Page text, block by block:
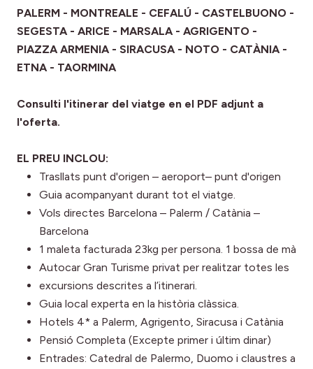
PALERM - MONTREALE - CEFALÚ - CASTELBUONO -
SEGESTA - ARICE - MARSALA - AGRIGENTO -
PIAZZA ARMENIA - SIRACUSA - NOTO - CATÀNIA -
ETNA - TAORMINA
Consulti l'itinerar del viatge en el PDF adjunt a
l'oferta.
EL PREU INCLOU:
Trasllats punt d'origen – aeroport– punt d'origen
Guia acompanyant durant tot el viatge.
Vols directes Barcelona – Palerm / Catània –
Barcelona
1 maleta facturada 23kg per persona. 1 bossa de mà
Autocar Gran Turisme privat per realitzar totes les
excursions descrites a l’itinerari.
Guia local experta en la història clàssica.
Hotels 4* a Palerm, Agrigento, Siracusa i Catània
Pensió Completa (Excepte primer i últim dinar)
Entrades: Catedral de Palermo, Duomo i claustres a